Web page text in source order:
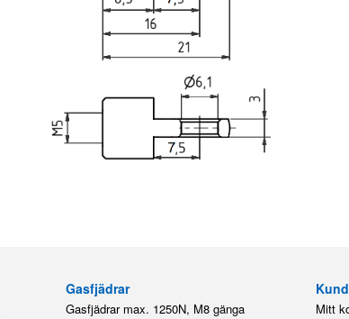
Gasfjädrar
Gasfjädrar max. 1250N, M8 gänga
Mitt